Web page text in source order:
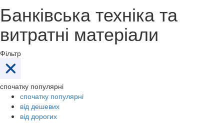
Банківська техніка та
витратні матеріали
Фільтр
спочатку популярні
спочатку популярні
від дешевих
від дорогих